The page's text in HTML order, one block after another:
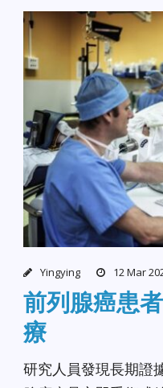
Yingying 12 Mar
前列腺癌患
療
研究人員發現長期證